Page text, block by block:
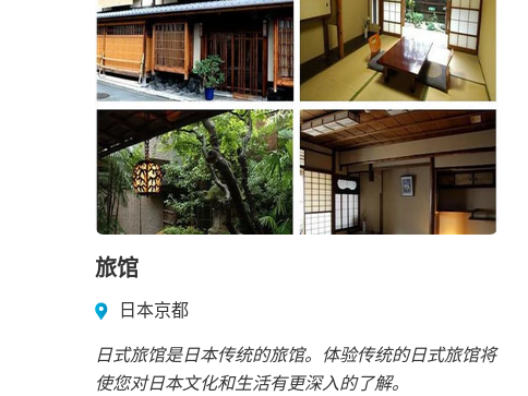
旅馆
日本京都
日式旅馆是日本传统的旅馆。体验传统的日式旅馆将
使您对日本文化和生活有更深入的了解。